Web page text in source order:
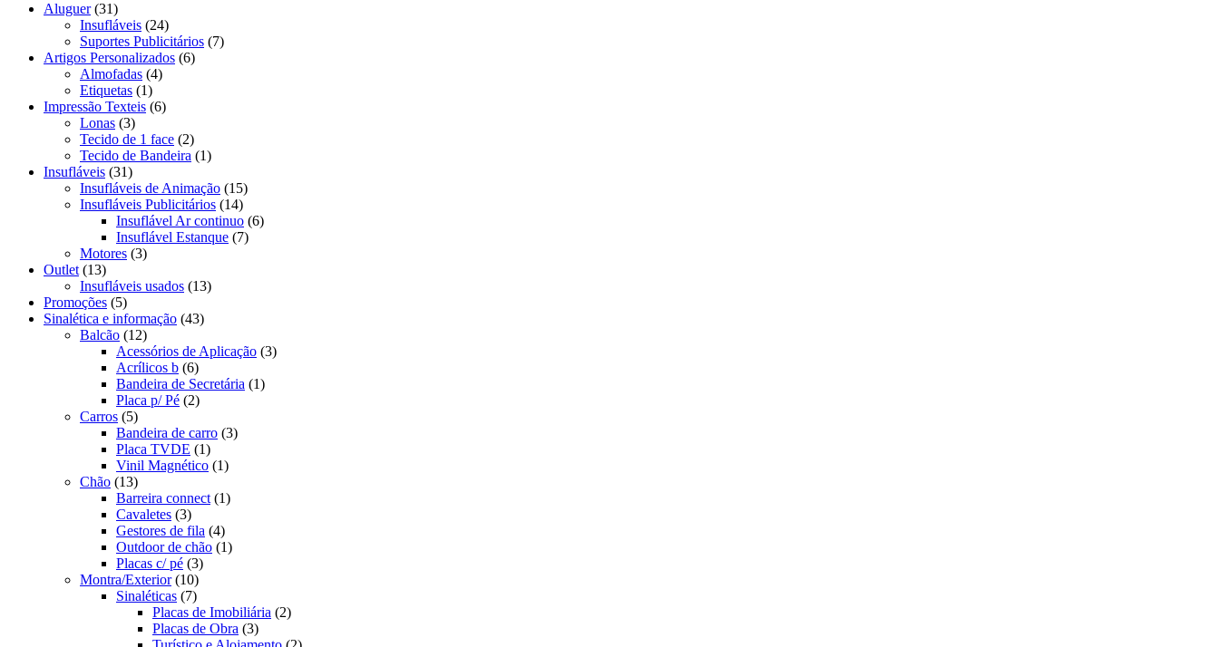
Aluguer (31)
Insufláveis (24)
Suportes Publicitários (7)
Artigos Personalizados (6)
Almofadas (4)
Etiquetas (1)
Impressão Texteis (6)
Lonas (3)
Tecido de 1 face (2)
Tecido de Bandeira (1)
Insufláveis (31)
Insufláveis de Animação (15)
Insufláveis Publicitários (14)
Insuflável Ar continuo (6)
Insuflável Estanque (7)
Motores (3)
Outlet (13)
Insufláveis usados (13)
Promoções (5)
Sinalética e informação (43)
Balcão (12)
Acessórios de Aplicação (3)
Acrílicos b (6)
Bandeira de Secretária (1)
Placa p/ Pé (2)
Carros (5)
Bandeira de carro (3)
Placa TVDE (1)
Vinil Magnético (1)
Chão (13)
Barreira connect (1)
Cavaletes (3)
Gestores de fila (4)
Outdoor de chão (1)
Placas c/ pé (3)
Montra/Exterior (10)
Sinaléticas (7)
Placas de Imobiliária (2)
Placas de Obra (3)